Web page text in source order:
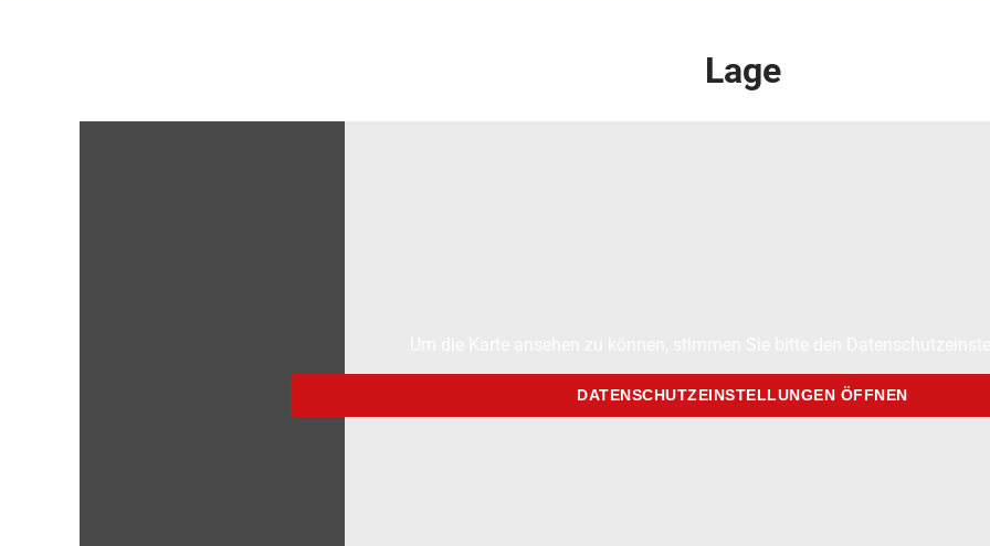
Lage
DATENSCHUTZEINSTELLUNGEN ÖFFNEN